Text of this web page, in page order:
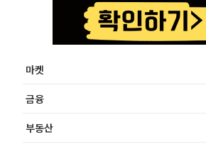
마켓
금융
부동산